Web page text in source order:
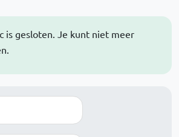
is gesloten. Je kunt niet meer